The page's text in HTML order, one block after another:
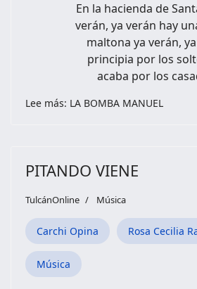
En la hacienda de
verán, ya verán hay
maltona ya verán,
principia por los
acaba por los
Lee más: LA BOMBA MANUEL
PITANDO VIENE
TulcánOnline Música
Carchi Opina Rosa Cecilia
Música